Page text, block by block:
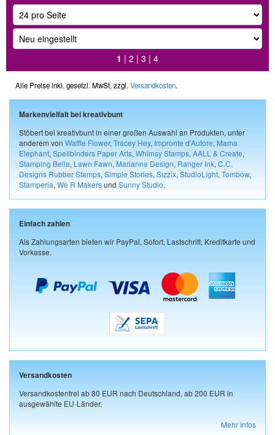
1 | 2 | 3 | 4
Alle Preise inkl. gesetzl. MwSt, zzgl. Versandkosten.
Markenvielfalt bei kreativbunt
Stöbert bei kreativbunt in einer großen Auswahl an Produkten, unter
anderem von Waffle Flower, Tracey Hey, Impronte d'Autore, Mama
Elephant, Spellbinders Paper Arts, Whimsy Stamps, AALL & Create,
Stamping Bella, Lawn Fawn, Marianne Design, Ranger Ink, C.C.
Designs Rubber Stamps, Simple Stories, Sizzix, StudioLight, Tombow,
Stamperia, We R Makersund Sunny Studio.
Einfach zahlen
Als Zahlungsarten bieten wir PayPal, Sofort, Lastschrift, Kreditkarte und
Vorkasse.
Versandkosten
Versandkostenfrei ab 80 EUR nach Deutschland, ab 200 EUR in
ausgewählte EU-Länder.
Mehr Infos